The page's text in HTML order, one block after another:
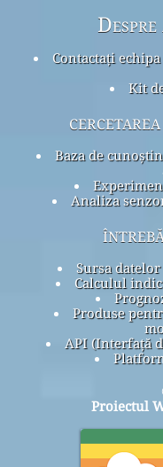
Contactați
Kit
Baza de
Analiza
Sursa
Calculul
Produse
API (Interfață
Proiectul